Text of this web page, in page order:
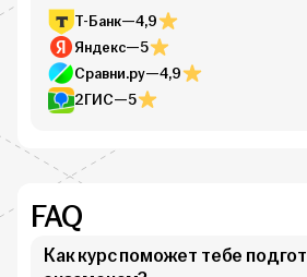
Т-Банк—4,9
Яндекс—5
Сравни.ру—4,9
2ГИС—5
FAQ
Как курс поможет тебе